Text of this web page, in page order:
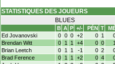
STATISTIQUES DES JOUEURS
BLUES
B A P +/- PÉN T
Ed Jovanovski
0 0 0 +2 0 1
Brendan Witt
0 1 1 +4 0 0 1
Brian Leetch
0 1 1 -1 0 2
Brad Ference
0 1 1 +2 0 4